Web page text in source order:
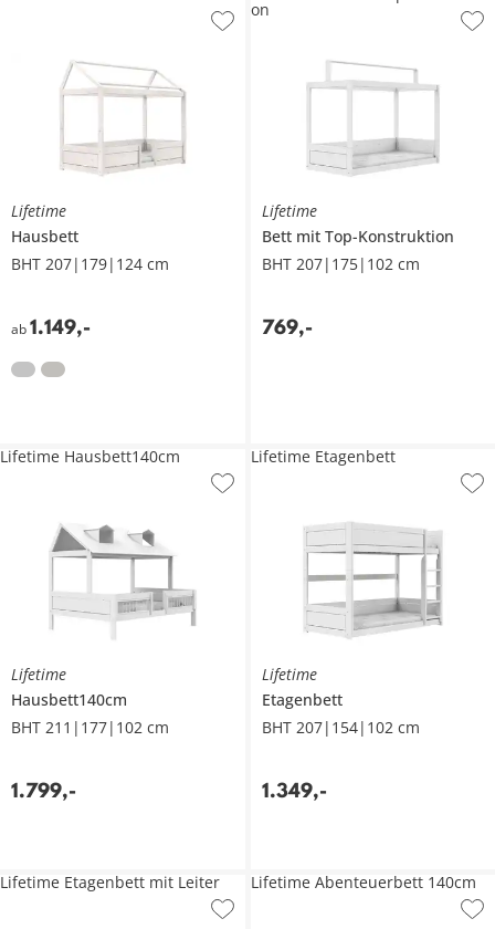
Lifetime
Hausbett
BHT 207|179|124 cm
ab1.149,-
Lifetime
Bett mit Top-Konstruktion
BHT 207|175|102 cm
769,-
on
Lifetime
Hausbett140cm
BHT 211|177|102 cm
1.799,-
Lifetime Hausbett140cm
Lifetime
Etagenbett
BHT 207|154|102 cm
1.349,-
Lifetime Etagenbett
Lifetime Etagenbett mit Leiter Lifetime Abenteuerbett 140cm